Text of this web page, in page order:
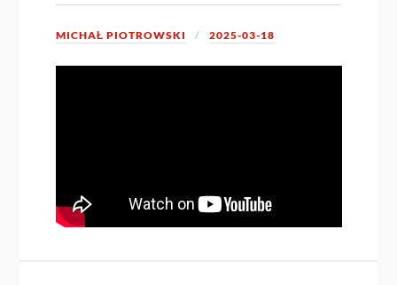
MICHAŁ PIOTROWSKI 2025-03-18